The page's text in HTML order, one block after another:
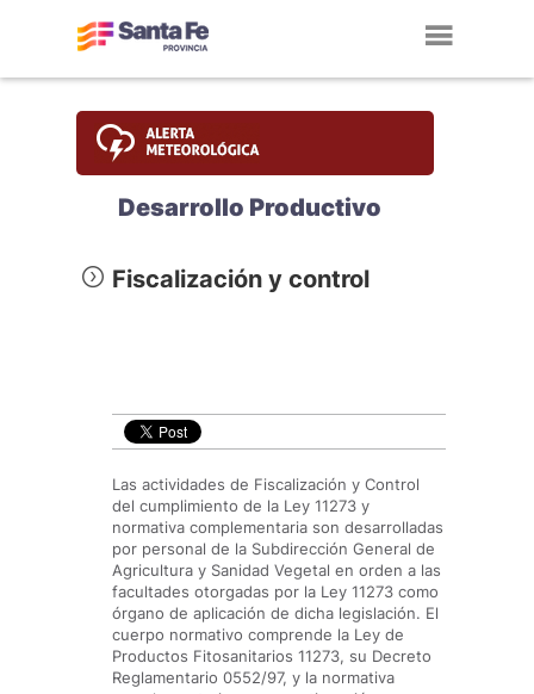
Desarrollo Productivo
Fiscalización y control
Las actividades de Fiscalización y Control
del cumplimiento de la Ley 11273 y
normativa complementaria son desarrolladas
por personal de la Subdirección General de
Agricultura y Sanidad Vegetal en orden a las
facultades otorgadas por la Ley 11273 como
órgano de aplicación de dicha legislación. El
cuerpo normativo comprende la Ley de
Productos Fitosanitarios 11273, su Decreto
Reglamentario 0552/97, y la normativa